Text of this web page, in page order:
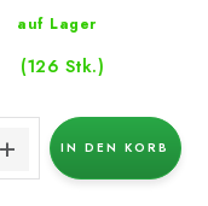
auf Lager
(126 Stk.)
IN DEN KORB